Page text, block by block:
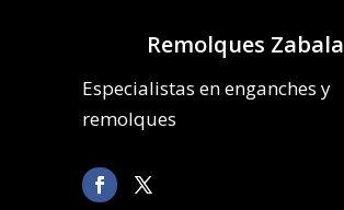
Remolques Zabala
Especialistas en enganches y
remolques